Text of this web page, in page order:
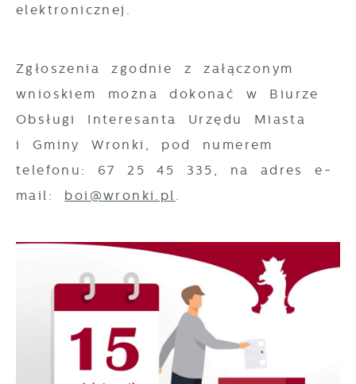
elektronicznej.
Zgłoszenia zgodnie z załączonym
wnioskiem można dokonać w Biurze
Obsługi Interesanta Urzędu Miasta
i Gminy Wronki, pod numerem
telefonu: 67 25 45 335, na adres e-
mail: boi@wronki.pl .
gwarantuje dostępność wszystkich
Twoich zwyczajów dotyczących przeglądanej
mogą pojawić się na stronach podmiotów
trzecich lub firm będących naszymi
Firmy te działają w charakterze
pośredników prezentujących nasze treści w
postaci wiadomości, ofert, komunikatów
mediów społecznościowych.